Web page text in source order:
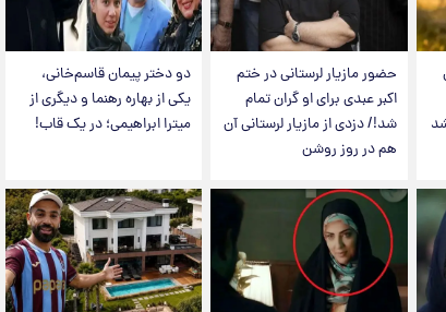
حضور مازیار لرستانی در ختم
اکبر عبدی برای او گران تمام
شد!/ دزدی از مازیار لرستانی آن
هم در روز روشن
دو دختر پیمان قاسم‌خانی،
یکی از بهاره رهنما و دیگری از
میترا ابراهیمی؛ در یک قاب!